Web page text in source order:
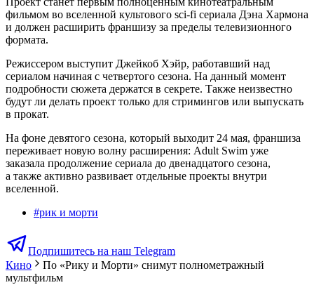
фильмом во вселенной культового sci-fi сериала Дэна Хармона
и должен расширить франшизу за пределы телевизионного
формата.
Режиссером выступит Джейкоб Хэйр, работавший над
сериалом начиная с четвертого сезона. На данный момент
подробности сюжета держатся в секрете. Также неизвестно
будут ли делать проект только для стримингов или выпускать
в прокат.
На фоне девятого сезона, который выходит 24 мая, франшиза
переживает новую волну расширения: Adult Swim уже
заказала продолжение сериала до двенадцатого сезона,
а также активно развивает отдельные проекты внутри
вселенной.
#рик и морти
Подпишитесь на наш Telegram
Кино
По «Рику и Морти» снимут полнометражный
мультфильм